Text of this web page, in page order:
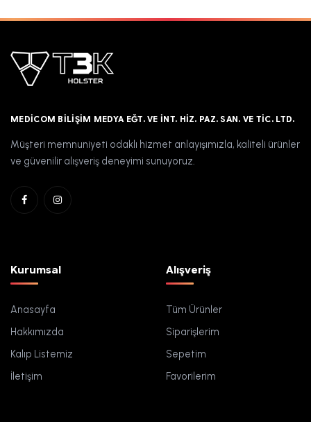
MEDICOM BILIŞIM MEDYA EĞT. VE İNT. HIZ. PAZ. SAN. VE TIC. LTD.
Müşteri memnuniyeti odaklı hizmet anlayışımızla, kaliteli ürünler
ve güvenilir alışveriş deneyimi sunuyoruz.
Kurumsal
Anasayfa
Hakkımızda
Kalıp Listemiz
İletişim
Alışveriş
Tüm Ürünler
Siparişlerim
Sepetim
Favorilerim